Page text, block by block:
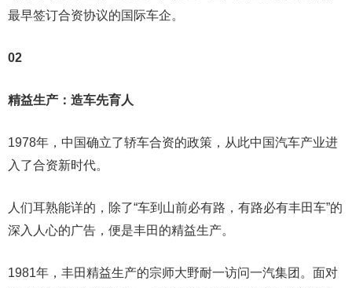
最早签订合资协议的国际车企。
02
精益生产：造车先育人
1978年，中国确立了轿车合资的政策，从此中国汽车产业进
入了合资新时代。
人们耳熟能详的，除了“车到山前必有路，有路必有丰田车”的
深入人心的广告，便是丰田的精益生产。
1981年，丰田精益生产的宗师大野耐一访问一汽集团。面对